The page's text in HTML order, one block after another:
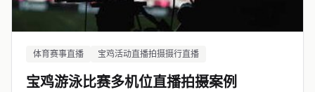
体育赛事直播 宝鸡活动直播拍摄摄行直播
宝鸡游泳比赛多机位直播拍摄案例